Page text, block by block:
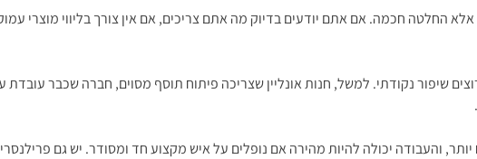
החלטה חכמה. אם אתם יודעים בדיוק מה אתם צריכים, אם אין צורך בליווי מוצרי
והעבודה יכולה להיות מהירה אם נופלים על איש מקצוע חד ומסודר. יש גם